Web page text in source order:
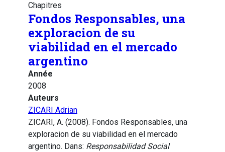
Chapitres
Fondos Responsables, una
exploracion de su
viabilidad en el mercado
argentino
Année
2008
Auteurs
ZICARI Adrian
ZICARI, A. (2008). Fondos Responsables, una
exploracion de su viabilidad en el mercado
argentino. Dans: Responsabilidad Social